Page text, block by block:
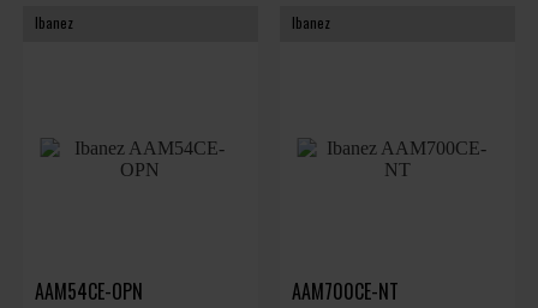
Ibanez
AAM54CE-OPN
Ibanez
AAM700CE-NT